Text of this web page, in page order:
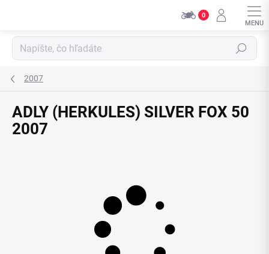
0
Hľadať
2007
ADLY (HERKULES) SILVER FOX 50
2007